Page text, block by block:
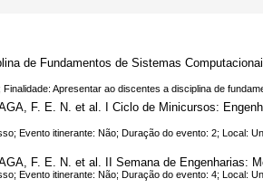
de Fundamentos de Sistemas
Finalidade: Apresentar ao discentes a disciplina de
F. E. N. et al. I Ciclo de Minicursos:
Evento itinerante: Não; Duração do evento: 2; Local:
F. E. N. et al. II Semana de Engenharias:
Evento itinerante: Não; Duração do evento: 4; Local: